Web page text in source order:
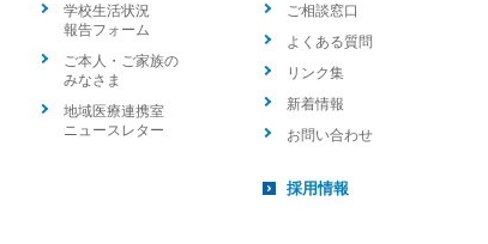
学校生活状況
報告フォーム
ご本人・ご家族の
みなさま
地域医療連携室
ニュースレター
ご相談窓口
よくある質問
リンク集
新着情報
お問い合わせ
採用情報